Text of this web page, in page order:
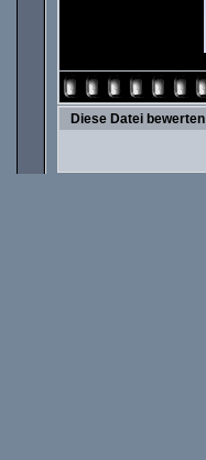
Diese Datei bewerten